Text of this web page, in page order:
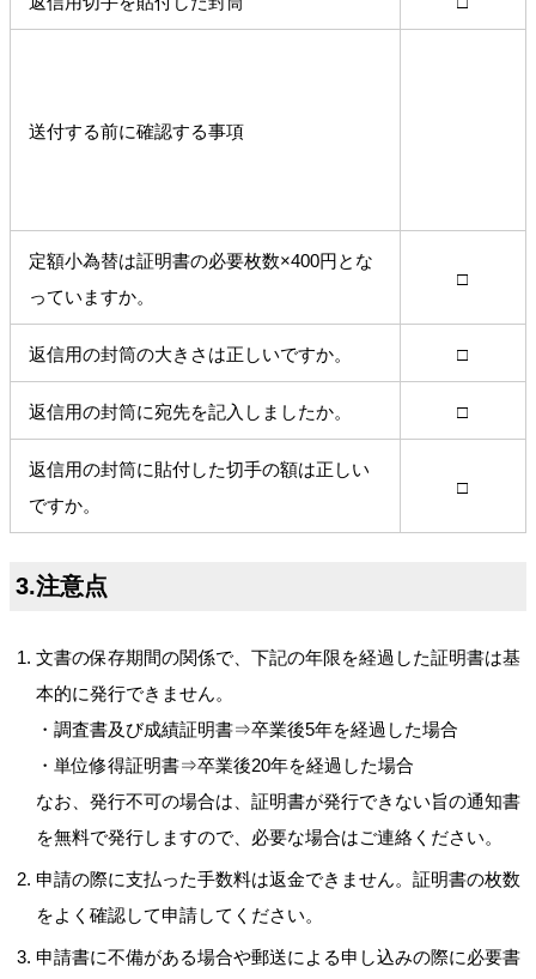
送付する前に確認する事項
定額小為替は証明書の必要枚数×400円とな
っていますか。
□
返信用の封筒の大きさは正しいですか。 □
返信用の封筒に宛先を記入しましたか。 □
返信用の封筒に貼付した切手の額は正しい
ですか。
□
3.注意点
文書の保存期間の関係で、下記の年限を経過した証明書は基
本的に発行できません。
・調査書及び成績証明書⇒卒業後5年を経過した場合
・単位修得証明書⇒卒業後20年を経過した場合
なお、発行不可の場合は、証明書が発行できない旨の通知書
を無料で発行しますので、必要な場合はご連絡ください。
申請の際に支払った手数料は返金できません。証明書の枚数
をよく確認して申請してください。
申請書に不備がある場合や郵送による申し込みの際に必要書